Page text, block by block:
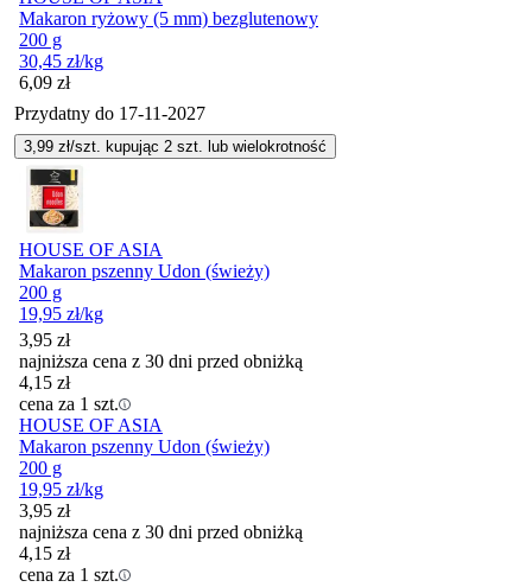
Makaron ryżowy (5 mm) bezglutenowy
200 g
30,45 zł/kg
Cena
6,09 zł
Przydatny do 17-11-2027
3,99 zł/szt. kupując 2 szt. lub wielokrotność
HOUSE OF ASIA
Makaron pszenny Udon (świeży)
200 g
19,95 zł/kg
3,95 zł
najniższa cena z 30 dni przed obniżką
4,15 zł
cena za 1 szt.
HOUSE OF ASIA
Makaron pszenny Udon (świeży)
200 g
19,95 zł/kg
3,95 zł
najniższa cena z 30 dni przed obniżką
4,15 zł
cena za 1 szt.